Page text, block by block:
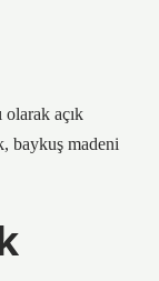
açık
baykuş madeni